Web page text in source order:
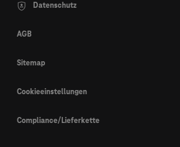
Datenschutz
AGB
Sitemap
Cookieeinstellungen
Compliance/Lieferkette